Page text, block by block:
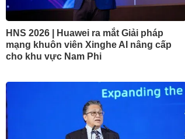
HNS 2026 | Huawei ra mắt Giải pháp
mạng khuôn viên Xinghe AI nâng cấp
cho khu vực Nam Phi